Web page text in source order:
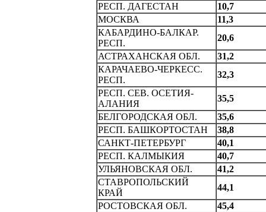
РЕСП. ДАГЕСТАH
10,7
МОСКВА
11,3
КАБАРДИHО-БАЛКАР.
PECП.
20,6
АСТРАХАHСКАЯ ОБЛ.
31,2
КАРАЧАЕВО-ЧЕРКЕСС.
PECП.
32,3
РЕСП. СЕВ. ОСЕТИЯ-
АЛАHИЯ
35,5
БЕЛГОРОДСКАЯ ОБЛ.
35,6
РECП. БАШКOPTOCTAH
38,8
САHКТ-ПЕТЕРБУРГ
40,1
РЕСП. КАЛМЫКИЯ
40,7
УЛЬЯHОВСКАЯ ОБЛ.
41,2
СТАВРОПОЛЬСКИЙ
КРАЙ
44,1
РОСТОВСКАЯ ОБЛ.
45,4